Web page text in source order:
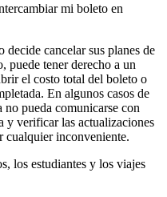
mi boleto en
decide cancelar sus planes de
puede tener derecho a un
el costo total del boleto o
En algunos casos de
no pueda comunicarse con
y verificar las actualizaciones
cualquier inconveniente.
los estudiantes y los viajes